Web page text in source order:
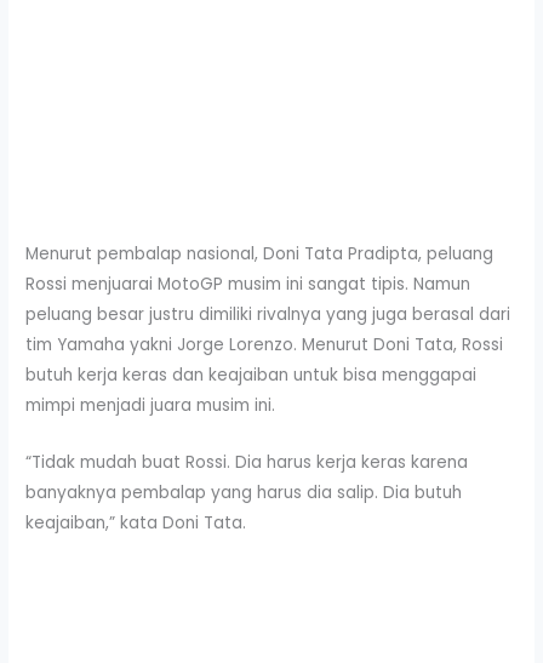
Menurut pembalap nasional, Doni Tata Pradipta, peluang
Rossi menjuarai MotoGP musim ini sangat tipis. Namun
peluang besar justru dimiliki rivalnya yang juga berasal dari
tim Yamaha yakni Jorge Lorenzo. Menurut Doni Tata, Rossi
butuh kerja keras dan keajaiban untuk bisa menggapai
mimpi menjadi juara musim ini.
“Tidak mudah buat Rossi. Dia harus kerja keras karena
banyaknya pembalap yang harus dia salip. Dia butuh
keajaiban,” kata Doni Tata.